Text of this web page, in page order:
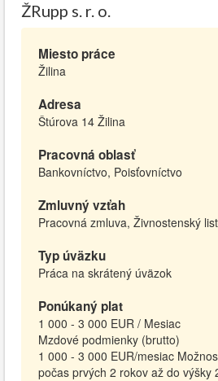
ŽRupp s. r. o.
Miesto práce
Žilina
Adresa
Štúrova 14 Žilina
Pracovná oblasť
Bankovníctvo, Poisťovníctvo
Zmluvný vzťah
Pracovná zmluva, Živnostenský
Typ úväzku
Práca na skrátený úväzok
Ponúkaný plat
1 000 - 3 000 EUR / Mesiac
Mzdové podmienky (brutto)
1 000 - 3 000 EUR/mesiac
počas prvých 2 rokov až do výšky